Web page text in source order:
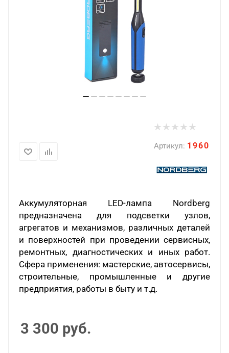
Артикул: 1960
Аккумуляторная LED-лампа Nordberg
предназначена для подсветки узлов,
агрегатов и механизмов, различных деталей
и поверхностей при проведении сервисных,
ремонтных, диагностических и иных работ.
Сфера применения: мастерские, автосервисы,
строительные, промышленные и другие
предприятия, работы в быту и т.д.
3 300 руб.